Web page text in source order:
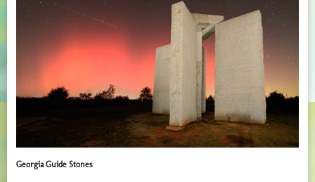
Georgia Guide Stones